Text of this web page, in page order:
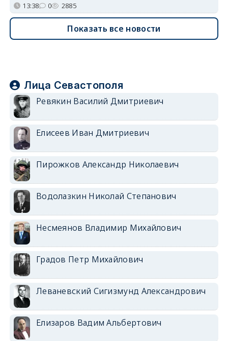
13:38 0 2885
Показать все новости
Лица Севастополя
Ревякин Василий Дмитриевич
Елисеев Иван Дмитриевич
Пирожков Александр Николаевич
Водолазкин Николай Степанович
Несмеянов Владимир Михайлович
Градов Петр Михайлович
Леваневский Сигизмунд Александрович
Елизаров Вадим Альбертович